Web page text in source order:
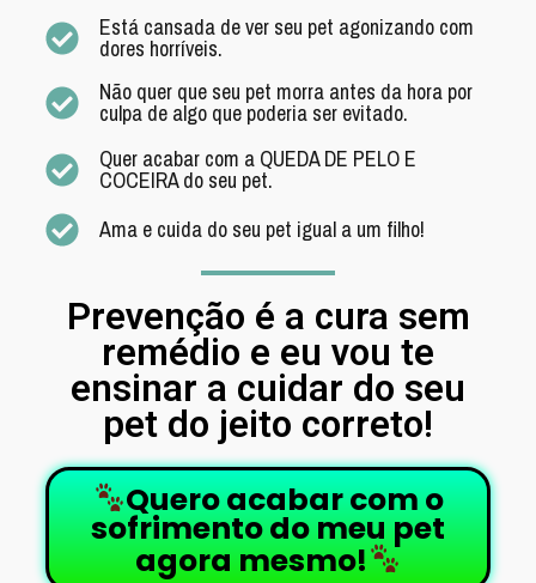
Está cansada de ver seu pet agonizando com
dores horríveis.
Não quer que seu pet morra antes da hora por
culpa de algo que poderia ser evitado.
Quer acabar com a QUEDA DE PELO E
COCEIRA do seu pet.
Ama e cuida do seu pet igual a um filho!
Prevenção é a cura sem
remédio e eu vou te
ensinar a cuidar do seu
pet do jeito correto!
Quero acabar com o
sofrimento do meu pet
agora mesmo!